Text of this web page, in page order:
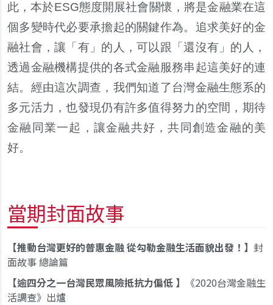
此，本於ESG態度開展社會關懷，將是金融業在這
個多變時代必要承擔起的關鍵作為。追求美好的金
融社會，讓「有」的人，可以跟「還沒有」的人，
透過金融機構提供的各式金融服務串起這美好的連
結。經由這次調查，我們知道了台灣金融生態系的
多元活力，也發現仍有許多值得努力的空間，期待
金融同業一起，讓金融共好，共同創造金融的美
好。
當期封面故事
推動台灣更好的普惠金融 從勾勒金融生活面貌出發！
封
面故事 總論篇
逾四分之一台灣民眾風險抵抗力偏低
《2020台灣金融生
活調查》出爐